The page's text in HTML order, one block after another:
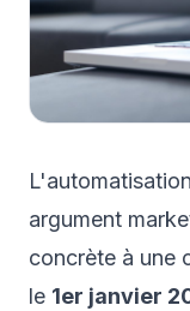
argument
concrète à une
le 1er janvier